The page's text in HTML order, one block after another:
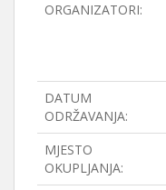
ORGANIZATORI:
DATUM
ODRŽAVANJA:
MJESTO
OKUPLJANJA: